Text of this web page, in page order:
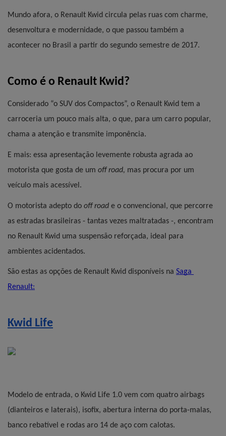
Mundo afora, o Renault Kwid circula pelas ruas com charme,
desenvoltura e modernidade, o que passou também a
acontecer no Brasil a partir do segundo semestre de 2017.
Como é o Renault Kwid?
Considerado “o SUV dos Compactos”, o Renault Kwid tem a
carroceria um pouco mais alta, o que, para um carro popular,
chama a atenção e transmite imponência.
E mais: essa apresentação levemente robusta agrada ao
motorista que gosta de um off road, mas procura por um
veículo mais acessível.
O motorista adepto do off road e o convencional, que percorre
as estradas brasileiras - tantas vezes maltratadas -, encontram
no Renault Kwid uma suspensão reforçada, ideal para
ambientes acidentados.
São estas as opções de Renault Kwid disponíveis na Saga
Renault:
Kwid Life
Modelo de entrada, o Kwid Life 1.0 vem com quatro airbags
(dianteiros e laterais), isofix, abertura interna do porta-malas,
banco rebatível e rodas aro 14 de aço com calotas.